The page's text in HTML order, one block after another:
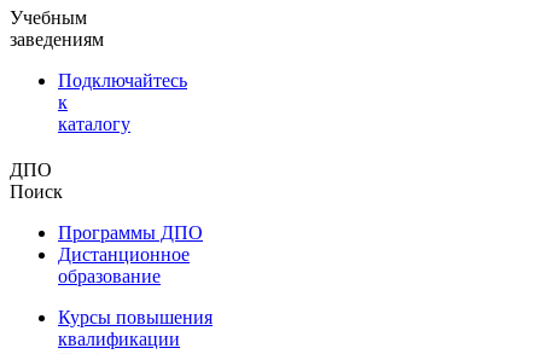
Учебным
заведениям
Подключайтесь
к
каталогу
ДПО
Поиск
Программы ДПО
Дистанционное
образование
Курсы повышения
квалификации